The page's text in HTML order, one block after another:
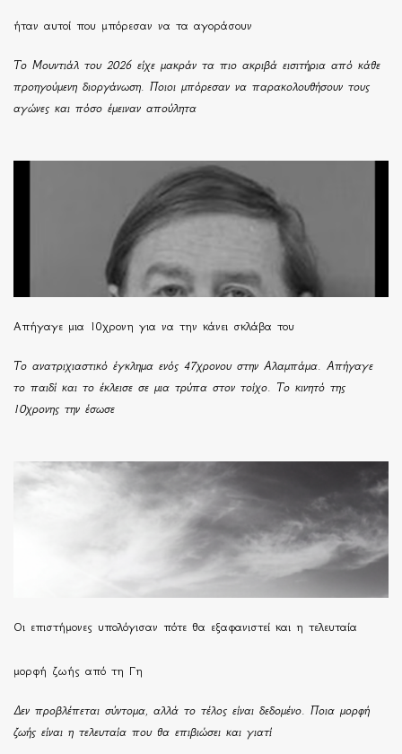
ήταν αυτοί που μπόρεσαν να τα αγοράσουν
Το Μουντιάλ του 2026 είχε μακράν τα πιο ακριβά εισιτήρια από κάθε
προηγούμενη διοργάνωση. Ποιοι μπόρεσαν να παρακολουθήσουν τους
αγώνες και πόσο έμειναν απούλητα
Απήγαγε μια 10χρονη για να την κάνει σκλάβα του
Το ανατριχιαστικό έγκλημα ενός 47χρονου στην Αλαμπάμα. Απήγαγε
το παιδί και το έκλεισε σε μια τρύπα στον τοίχο. Το κινητό της
10χρονης την έσωσε
Οι επιστήμονες υπολόγισαν πότε θα εξαφανιστεί και η τελευταία
μορφή ζωής από τη Γη
Δεν προβλέπεται σύντομα, αλλά το τέλος είναι δεδομένο. Ποια μορφή
ζωής είναι η τελευταία που θα επιβιώσει και γιατί